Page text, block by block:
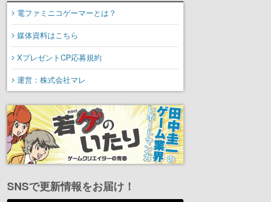
電ファミニコゲーマーとは？
媒体資料はこちら
XプレゼントCP応募規約
運営：株式会社マレ
SNSで更新情報をお届け！